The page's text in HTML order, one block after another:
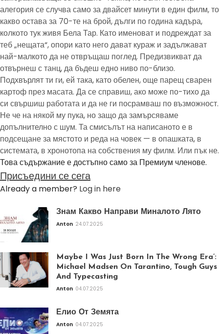
алегория се случва само за двайсет минути в един филм, то
какво остава за 70-те на брой, дълги по година кадъра,
колкото тук живя Бела Тар. Като именоват и подреждат за
теб „нещата“, опори като него дават кураж и задължават
най-малкото да не отвръщаш поглед. Предизвикват да
отвърнеш с танц, да бъдеш едно ниво по-близо.
Подхвърлят ти ги, ей така, като обелен, още парещ сварен
картоф през масата. Да се справиш, ако може по-тихо да
си свършиш работата и да не ги посрамваш по възможност.
Не че на някой му пука, но защо да замърсяваме
допълнително с шум. Та смисълът на написаното е в
подсещане за мястото и реда на човек — в опашката, в
системата, в хронотопа на собствения му филм. Или пък не.
Това съдържание е достъпно само за Премиум членове.
Присъедини се сега
Already a member? Log in here
Знам Какво Направи Миналото Лято
Anton 24.07.2025
Maybe I Was Just Born In The Wrong Era’:
Michael Madsen On Tarantino, Tough Guys
And Typecasting
Anton 04.07.2025
Елио От Земята
Anton 04.07.2025